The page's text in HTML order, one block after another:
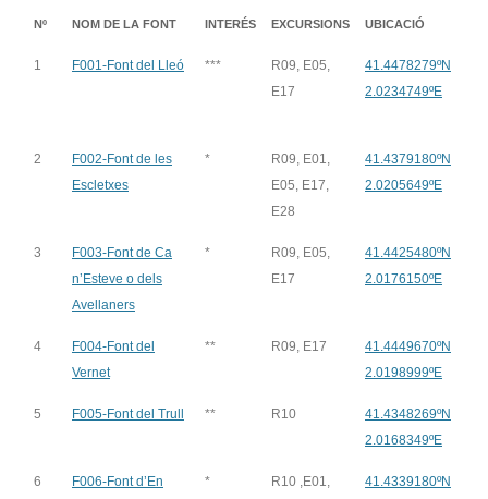
Nº NOM DE LA FONT INTERÉS EXCURSIONS UBICACIÓ
1 F001-Font del Lleó ***
R09, E05,
E17
41.4478279ºN
2.0234749ºE
2
F002-Font de les
Escletxes
*
R09, E01,
E05, E17,
E28
41.4379180ºN
2.0205649ºE
3
F003-Font de Ca
n’Esteve o dels
Avellaners
*
R09, E05,
E17
41.4425480ºN
2.0176150ºE
4
F004-Font del
Vernet
** R09, E17
41.4449670ºN
2.0198999ºE
5 F005-Font del Trull ** R10
41.4348269ºN
2.0168349ºE
6
F006-Font d’En
*
R10 ,E01,
41.4339180ºN